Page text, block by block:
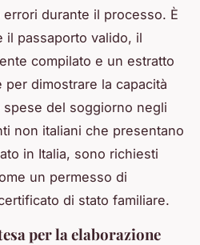
durante il processo. È
il passaporto valido, il
compilato e un estratto
dimostrare la capacità
del soggiorno negli
non italiani che presentano
in Italia, sono richiesti
un permesso di
di stato familiare.
per la elaborazione